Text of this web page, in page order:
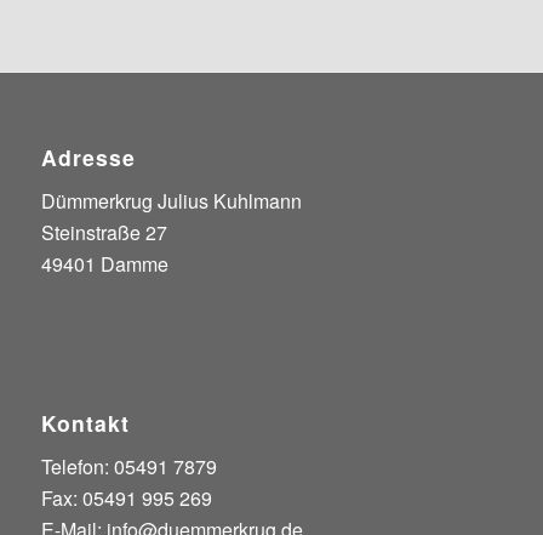
Adresse
Dümmerkrug Julius Kuhlmann
Steinstraße 27
49401 Damme
Kontakt
Telefon: 05491 7879
Fax: 05491 995 269